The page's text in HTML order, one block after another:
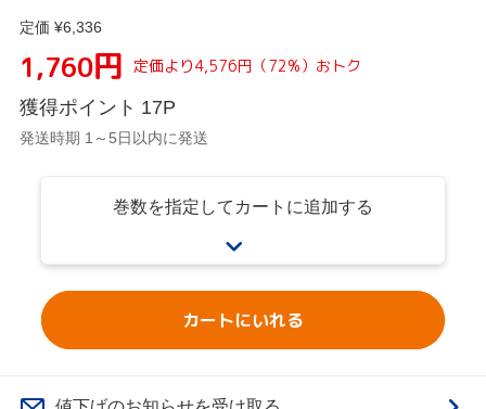
定価 ¥6,336
1,760円 定価より4,576円 （72%） おトク
獲得ポイント 17P
発送時期 1～5日以内に発送
巻数を指定してカートに追加する
カートにいれる